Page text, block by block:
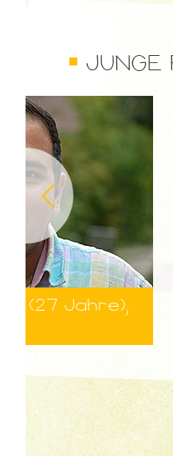
(27 Jahre),